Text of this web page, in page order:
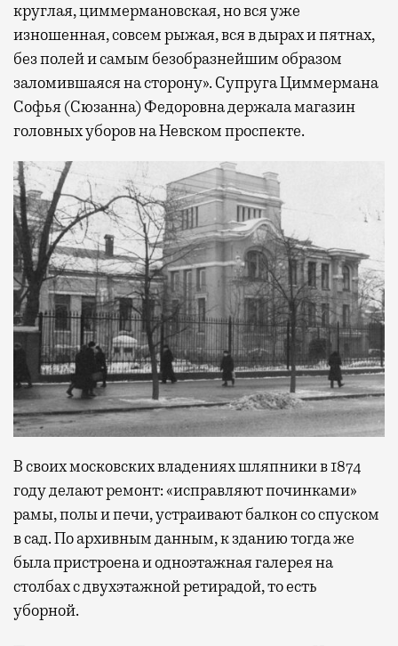
круглая, циммермановская, но вся уже
изношенная, совсем рыжая, вся в дырах и пятнах,
без полей и самым безобразнейшим образом
заломившаяся на сторону». Супруга Циммермана
Софья (Сюзанна) Федоровна держала магазин
головных уборов на Невском проспекте.
В своих московских владениях шляпники в 1874
году делают ремонт: «исправляют починками»
рамы, полы и печи, устраивают балкон со спуском
в сад. По архивным данным, к зданию тогда же
была пристроена и одноэтажная галерея на
столбах с двухэтажной ретирадой, то есть
уборной.